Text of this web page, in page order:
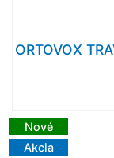
ORTOVOX
Nové
Akcia